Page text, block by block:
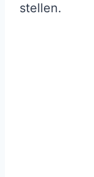
stellen.